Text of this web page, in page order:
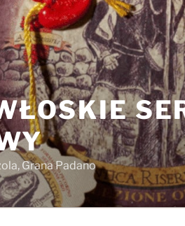
Grana Padano